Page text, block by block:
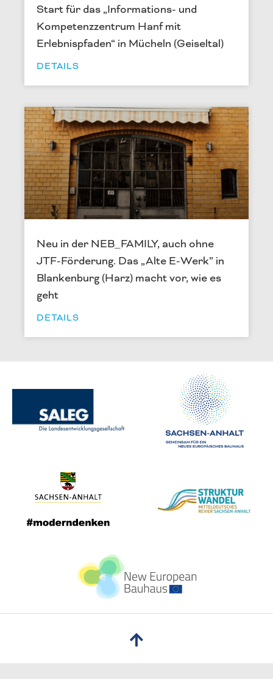
Start für das „Informations- und
Kompetenzzentrum Hanf mit
Erlebnispfaden“ in Mücheln (Geiseltal)
DETAILS
Neu in der NEB_FAMILY, auch ohne
JTF-Förderung. Das „Alte E-Werk” in
Blankenburg (Harz) macht vor, wie es
geht
DETAILS